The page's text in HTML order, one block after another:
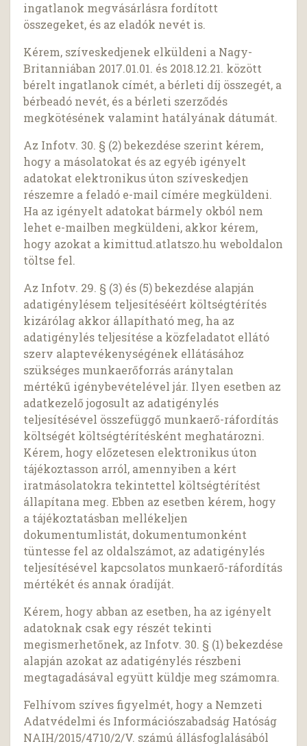
ingatlanok megvásárlásra fordított
összegeket, és az eladók nevét is.
Kérem, szíveskedjenek elküldeni a Nagy-
Britanniában 2017.01.01. és 2018.12.21. között
bérelt ingatlanok címét, a bérleti díj összegét, a
bérbeadó nevét, és a bérleti szerződés
megkötésének valamint hatályának dátumát.
Az Infotv. 30. § (2) bekezdése szerint kérem,
hogy a másolatokat és az egyéb igényelt
adatokat elektronikus úton szíveskedjen
részemre a feladó e-mail címére megküldeni.
Ha az igényelt adatokat bármely okból nem
lehet e-mailben megküldeni, akkor kérem,
hogy azokat a kimittud.atlatszo.hu weboldalon
töltse fel.
Az Infotv. 29. § (3) és (5) bekezdése alapján
adatigénylésem teljesítéséért költségtérítés
kizárólag akkor állapítható meg, ha az
adatigénylés teljesítése a közfeladatot ellátó
szerv alaptevékenységének ellátásához
szükséges munkaerőforrás aránytalan
mértékű igénybevételével jár. Ilyen esetben az
adatkezelő jogosult az adatigénylés
teljesítésével összefüggő munkaerő-ráfordítás
költségét költségtérítésként meghatározni.
Kérem, hogy előzetesen elektronikus úton
tájékoztasson arról, amennyiben a kért
iratmásolatokra tekintettel költségtérítést
állapítana meg. Ebben az esetben kérem, hogy
a tájékoztatásban mellékeljen
dokumentumlistát, dokumentumonként
tüntesse fel az oldalszámot, az adatigénylés
teljesítésével kapcsolatos munkaerő-ráfordítás
mértékét és annak óradíját.
Kérem, hogy abban az esetben, ha az igényelt
adatoknak csak egy részét tekinti
megismerhetőnek, az Infotv. 30. § (1) bekezdése
alapján azokat az adatigénylés részbeni
megtagadásával együtt küldje meg számomra.
Felhívom szíves figyelmét, hogy a Nemzeti
Adatvédelmi és Információszabadság Hatóság
NAIH/2015/4710/2/V. számú állásfoglalásából